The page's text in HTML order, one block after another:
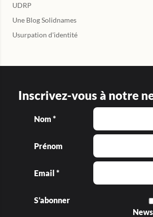
UDRP
Une Blog Solidnames
Usurpation d'identité
Inscrivez-vous à notre
Nom *
Prénom
Email *
S’abonner